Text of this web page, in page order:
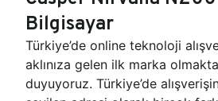
Bilgisayar
Türkiye’de online teknoloji
aklınıza gelen ilk marka
duyuyoruz. Türkiye’de